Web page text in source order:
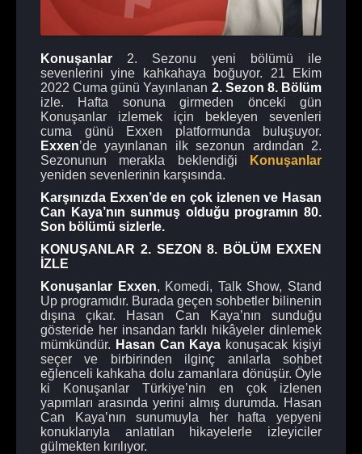
Konuşanlar 2. Sezonu yeni bölümü ile
sevenlerini yine kahkahaya boğuyor. 21 Ekim
2022 Cuma günü Yayınlanan 2. Sezon 8. Bölüm
izle. Hafta sonuna girmeden önceki gün
Konuşanlar izlemek için bekleyen sevenleri
cuma günü Exxen platformunda buluşuyor.
Exxen’de yayınlanan ilk sezonun ardından 2.
Sezonunun merakla beklendiği
Konuşanlar
yeniden sevenlerinin karşısında.
Karşınızda Exxen’de en çok izlenen ve Hasan
Can Kaya’nın sunmuş olduğu programın 80.
Son bölümü sizlerle.
KONUŞANLAR 2. SEZON 8. BÖLÜM EXXEN
İZLE
Konuşanlar Exxen, Komedi, Talk Show, Stand
Up programıdır. Burada geçen sohbetler bilinenin
dışına çıkar. Hasan Can Kaya’nın sunduğu
gösteride her insandan farklı hikâyeler dinlemek
mümkündür. Hasan Can Kaya konuşacak kişiyi
seçer ve birbirinden ilginç anılarla sohbet
eğlenceli kahkaha dolu zamanlara dönüşür. Öyle
ki Konuşanlar Türkiye’nin en çok izlenen
yapımları arasında yerini almış durumda. Hasan
Can Kaya’nın sunumuyla her hafta yepyeni
konuklarıyla anlatılan hikayelerle izleyiciler
gülmekten kırılıyor.